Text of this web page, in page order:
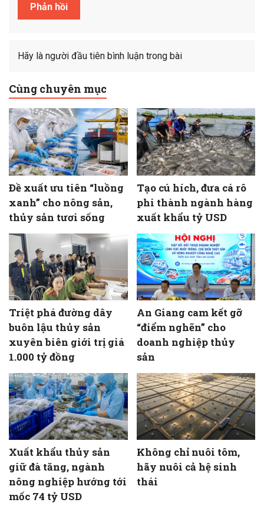
Hãy là người đầu tiên bình luận trong bài
Cùng chuyên mục
Đề xuất ưu tiên “luồng
xanh” cho nông sản,
thủy sản tươi sống
Tạo cú hích, đưa cá rô
phi thành ngành hàng
xuất khẩu tỷ USD
Triệt phá đường dây
buôn lậu thủy sản
xuyên biên giới trị giá
1.000 tỷ đồng
An Giang cam kết gỡ
“điểm nghẽn” cho
doanh nghiệp thủy
sản
Xuất khẩu thủy sản
giữ đà tăng, ngành
nông nghiệp hướng tới
mốc 74 tỷ USD
Không chỉ nuôi tôm,
hãy nuôi cả hệ sinh
thái